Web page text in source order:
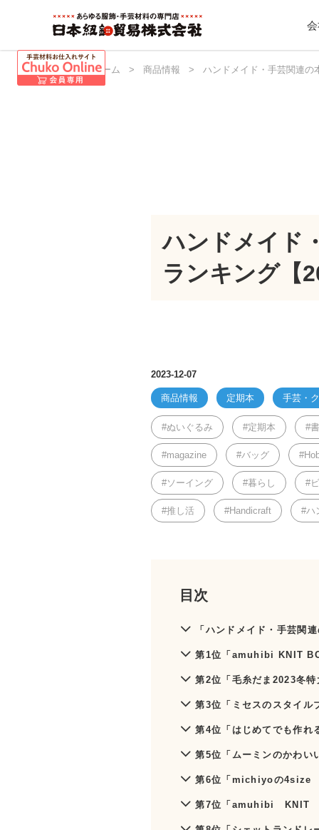
日本紐釦 ホーム > 商品情報 > ハンドメイド・手芸関連の
ハンドメイド
ランキング【
2023-12-07
商品情報 定期本 手芸・
ぬいぐるみ 定期本
magazine バッグ
ソーイング 暮らし
推し活 Handicraft ハ
目次
「ハンドメイド・手芸関
第1位「amuhibi KNIT
第2位「毛糸だま2023冬
第3位「ミセスのスタイル
第4位「はじめてでも作
第5位「ムーミンのかわい
第6位「michiyoの
第7位「amuhibi KNIT